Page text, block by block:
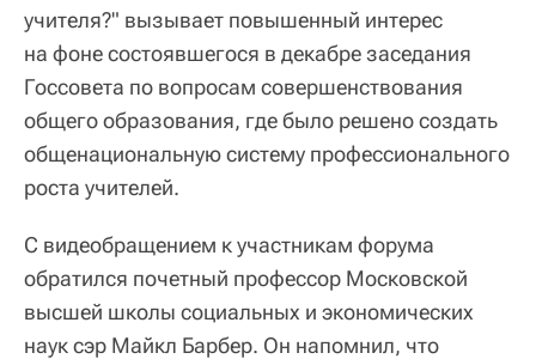
учителя?" вызывает повышенный интерес
на фоне состоявшегося в декабре заседания
Госсовета по вопросам совершенствования
общего образования, где было решено создать
общенациональную систему профессионального
роста учителей.
С видеобращением к участникам форума
обратился почетный профессор Московской
высшей школы социальных и экономических
наук сэр Майкл Барбер. Он напомнил, что